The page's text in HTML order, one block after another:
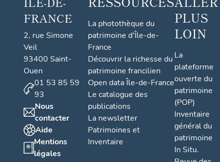
FRANCE
2, rue Simone
Veil
93400 Saint-
Ouen
01 53 85 59
93
Nous
contacter
Aide
Mentions
légales
La photothèque du
patrimoine d'Île-de-
France
Découvrir la richesse du
patrimoine francilien
Open data Île-de-France
Le catalogue des
publications
La newsletter
Patrimoines et
Inventaire
PLUS
LOIN
La
plateforme
ouverte du
patrimoine
(POP)
Inventaire
général du
patrimoine
In Situ.